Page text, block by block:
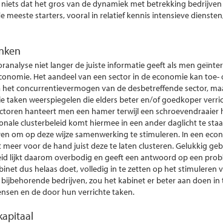
dat het gros van de dynamiek met betrekking
meeste starters, vooral in relatief kennis intensieve
niet langer de juiste informatie geeft als men
Het aandeel van een sector in de economie kan
concurrentievermogen van de desbetreffende sector,
taken weerspiegelen die elders beter en/of goedkoper
hanteert men een hamer terwijl een schroevendraaier
clusterbeleid komt hiermee in een ander daglicht te
om op deze wijze samenwerking te stimuleren. In een
voor de hand juist deze te laten clusteren. Gelukkig
lijkt daarom overbodig en geeft een antwoord op een
dus helaas doet, volledig in te zetten op het stimuleren
bedrijven, zou het kabinet er beter aan doen
en de door hun verrichte taken.